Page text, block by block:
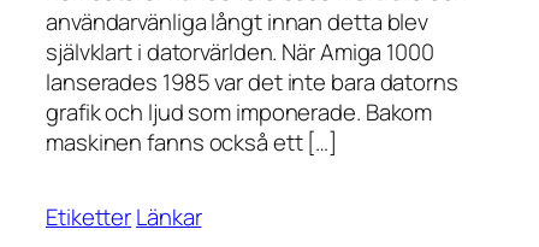
användarvänliga långt innan detta blev
självklart i datorvärlden. När Amiga 1000
lanserades 1985 var det inte bara datorns
grafik och ljud som imponerade. Bakom
maskinen fanns också ett […]
EtiketterLänkar